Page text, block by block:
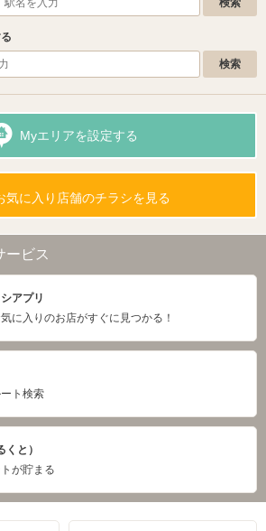
Myエリアを設定する
気に入り店舗のチラシを見る
ービス
アプリ
に入りのお店がすぐに見つかる！
ト検索
と）
が貯まる